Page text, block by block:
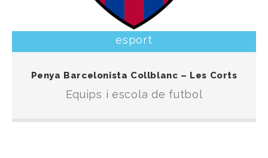
en les competicions organitzades per la F.C.F.
esport
Penya Barcelonista Collblanc – Les Corts
Equips i escola de futbol